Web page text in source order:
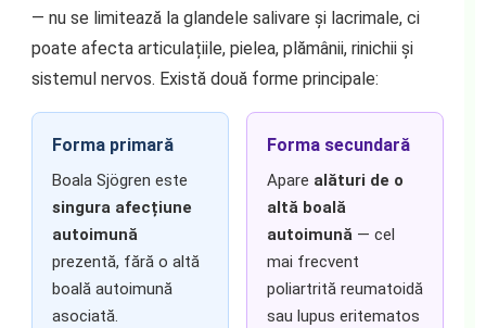
— nu se limitează la glandele salivare și lacrimale, ci
poate afecta articulațiile, pielea, plămânii, rinichii și
sistemul nervos. Există două forme principale:
Forma primară
Boala Sjögren este
singura afecțiune
autoimună
prezentă, fără o altă
boală autoimună
asociată.
Forma secundară
Apare alături de o
altă boală
autoimună — cel
mai frecvent
poliartrită reumatoidă
sau lupus eritematos